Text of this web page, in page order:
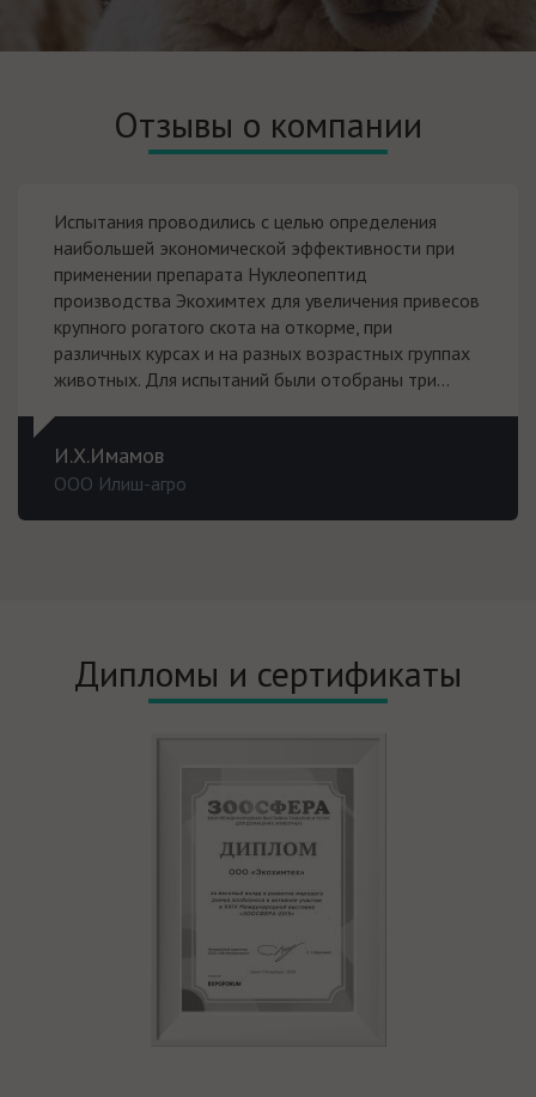
Отзывы о компании
Испытания проводились с целью определения
наибольшей экономической эффективности при
применении препарата Нуклеопептид
производства Экохимтех для увеличения привесов
крупного рогатого скота на откорме, при
различных курсах и на разных возрастных группах
животных. Для испытаний были отобраны три...
И.Х.Имамов
ООО Илиш-агро
Дипломы и сертификаты